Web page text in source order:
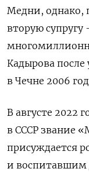
Медни, однако,
вторую
Кадырова после
в Чечне 2006
В августе 2022
в СССР звание
присуждается
и воспитавшим